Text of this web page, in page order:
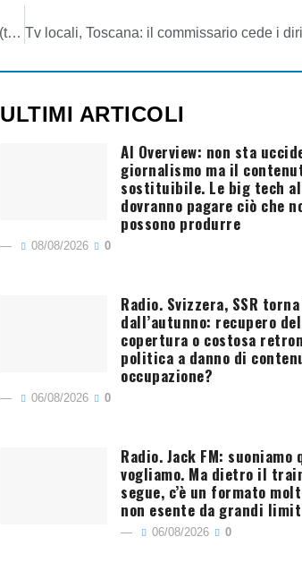
Editoria, Class Editori: trimestre 2015 con ricavi a -6,2% (tot. 18,79 mln di euro), ma perdite ridotte sensibilmente
ULTIMI ARTICOLI
AI Overview: non sta
giornalismo ma il
sostituibile. Le big tech
dovranno pagare ciò che
possono produrre
08/08/2026 0
Radio. Svizzera, SSR
dall’autunno: recupero
copertura o costosa
politica a danno di
occupazione?
06/08/2026 0
Radio. Jack FM: suoniamo
vogliamo. Ma dietro il
segue, c’è un formato
non esente da grandi
06/08/2026 0